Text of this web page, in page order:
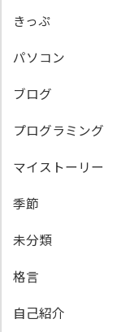
きっぷ
パソコン
ブログ
プログラミング
マイストーリー
季節
未分類
格言
自己紹介